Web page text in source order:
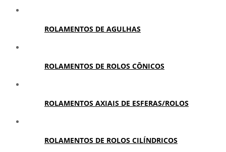
ROLAMENTOS DE AGULHAS
ROLAMENTOS DE ROLOS CÔNICOS
ROLAMENTOS AXIAIS DE ESFERAS/ROLOS
ROLAMENTOS DE ROLOS CILÍNDRICOS